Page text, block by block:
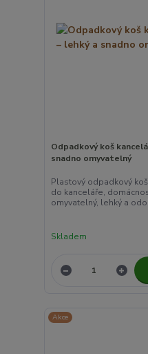
Odpadkový koš
snadno omyvatelný
Plastový odpadkový
do kanceláře,
omyvatelný, lehký a
Skladem
Akce